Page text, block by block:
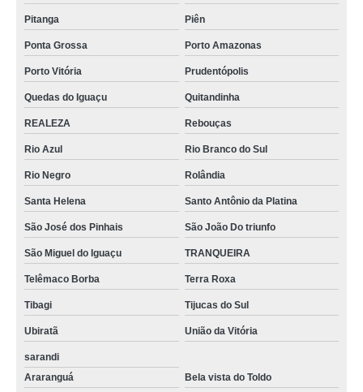
Pitanga Piên
Ponta Grossa Porto Amazonas
Porto Vitória Prudentópolis
Quedas do Iguaçu Quitandinha
REALEZA Rebouças
Rio Azul Rio Branco do Sul
Rio Negro Rolândia
Santa Helena Santo Antônio da Platina
São José dos Pinhais São João Do triunfo
São Miguel do Iguaçu TRANQUEIRA
Telêmaco Borba Terra Roxa
Tibagi Tijucas do Sul
Ubiratã União da Vitória
sarandi
Araranguá
Bela vista do Toldo